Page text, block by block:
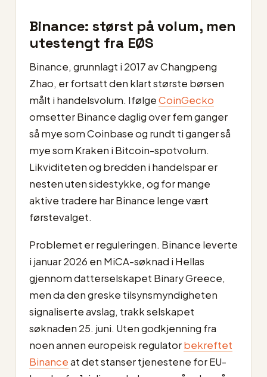
Binance: størst på volum, men
utestengt fra EØS
Binance, grunnlagt i 2017 av Changpeng
Zhao, er fortsatt den klart største børsen
målt i handelsvolum. IfølgeCoinGecko
omsetter Binance daglig over fem ganger
så mye som Coinbase og rundt ti ganger så
mye som Kraken i Bitcoin-spotvolum.
Likviditeten og bredden i handelspar er
nesten uten sidestykke, og for mange
aktive tradere har Binance lenge vært
førstevalget.
Problemet er reguleringen. Binance leverte
i januar 2026 en MiCA-søknad i Hellas
gjennom datterselskapet Binary Greece,
men da den greske tilsynsmyndigheten
signaliserte avslag, trakk selskapet
søknaden 25. juni. Uten godkjenning fra
noen annen europeisk regulatorbekreftet
Binanceat det stanser tjenestene for EU-